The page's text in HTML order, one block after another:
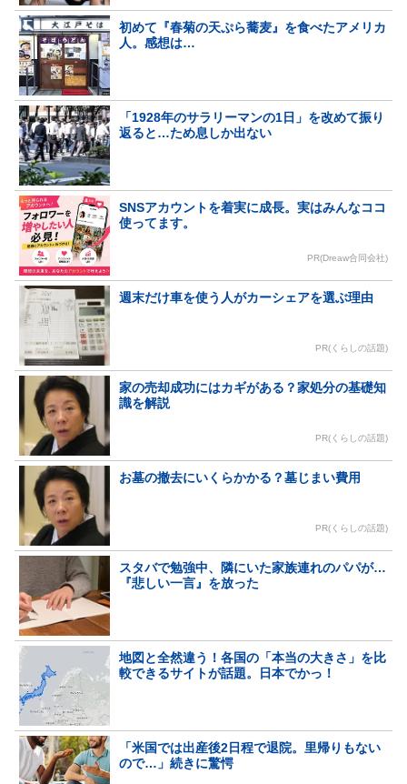
初めて『春菊の天ぷら蕎麦』を食べたアメリカ
人。感想は…
「1928年のサラリーマンの1日」を改めて振り
返ると…ため息しか出ない
SNSアカウントを着実に成長。実はみんなココ
使ってます。
PR(Dreaw合同会社)
週末だけ車を使う人がカーシェアを選ぶ理由
PR(くらしの話題)
家の売却成功にはカギがある？家処分の基礎知
識を解説
PR(くらしの話題)
お墓の撤去にいくらかかる？墓じまい費用
PR(くらしの話題)
スタバで勉強中、隣にいた家族連れのパパが…
『悲しい一言』を放った
地図と全然違う！各国の「本当の大きさ」を比
較できるサイトが話題。日本でかっ！
「米国では出産後2日程で退院。里帰りもない
ので…」続きに驚愕